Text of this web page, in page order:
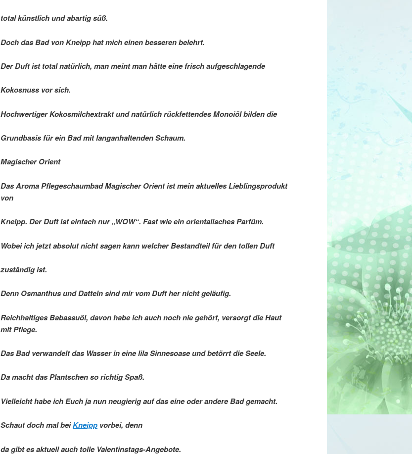
total künstlich und abartig süß.
Doch das Bad von Kneipp hat mich einen besseren belehrt.
Der Duft ist total natürlich, man meint man hätte eine frisch aufgeschlagende
Kokosnuss vor sich.
Hochwertiger Kokosmilchextrakt und natürlich rückfettendes Monoiöl bilden die
Grundbasis für ein Bad mit langanhaltenden Schaum.
Magischer Orient
Das Aroma Pflegeschaumbad Magischer Orient ist mein aktuelles Lieblingsprodukt
von
Kneipp. Der Duft ist einfach nur „WOW“. Fast wie ein orientalisches Parfüm.
Wobei ich jetzt absolut nicht sagen kann welcher Bestandteil für den tollen Duft
zuständig ist.
Denn Osmanthus und Datteln sind mir vom Duft her nicht geläufig.
Reichhaltiges Babassuöl, davon habe ich auch noch nie gehört, versorgt die Haut
mit Pflege.
Das Bad verwandelt das Wasser in eine lila Sinnesoase und betörrt die Seele.
Da macht das Plantschen so richtig Spaß.
Vielleicht habe ich Euch ja nun neugierig auf das eine oder andere Bad gemacht.
Schaut doch mal beiKneipp vorbei, denn
da gibt es aktuell auch tolle Valentinstags-Angebote.